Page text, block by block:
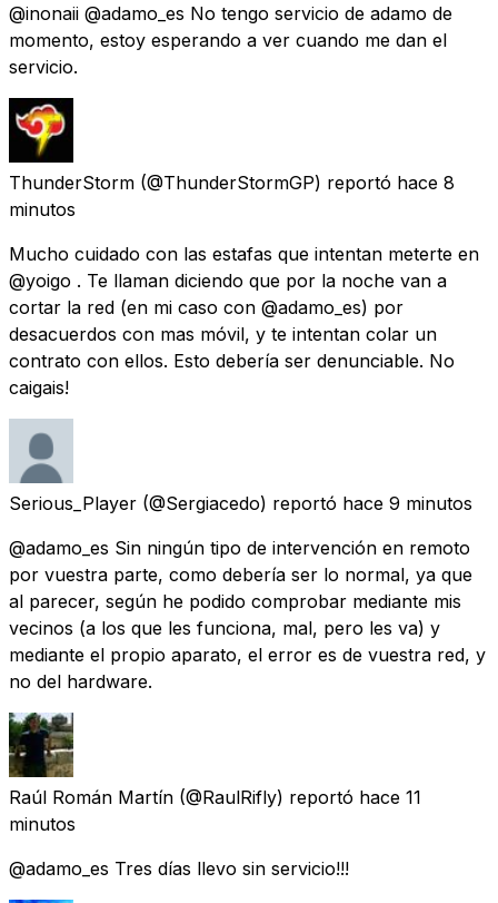
@inonaii @adamo_es No tengo servicio de adamo de
momento, estoy esperando a ver cuando me dan el
servicio.
ThunderStorm (@ThunderStormGP) reportó hace 8
minutos
Mucho cuidado con las estafas que intentan meterte en
@yoigo . Te llaman diciendo que por la noche van a
cortar la red (en mi caso con @adamo_es) por
desacuerdos con mas móvil, y te intentan colar un
contrato con ellos. Esto debería ser denunciable. No
caigais!
Serious_Player (@Sergiacedo) reportó hace 9 minutos
@adamo_es Sin ningún tipo de intervención en remoto
por vuestra parte, como debería ser lo normal, ya que
al parecer, según he podido comprobar mediante mis
vecinos (a los que les funciona, mal, pero les va) y
mediante el propio aparato, el error es de vuestra red, y
no del hardware.
Raúl Román Martín (@RaulRifly) reportó hace 11
minutos
@adamo_es Tres días llevo sin servicio!!!